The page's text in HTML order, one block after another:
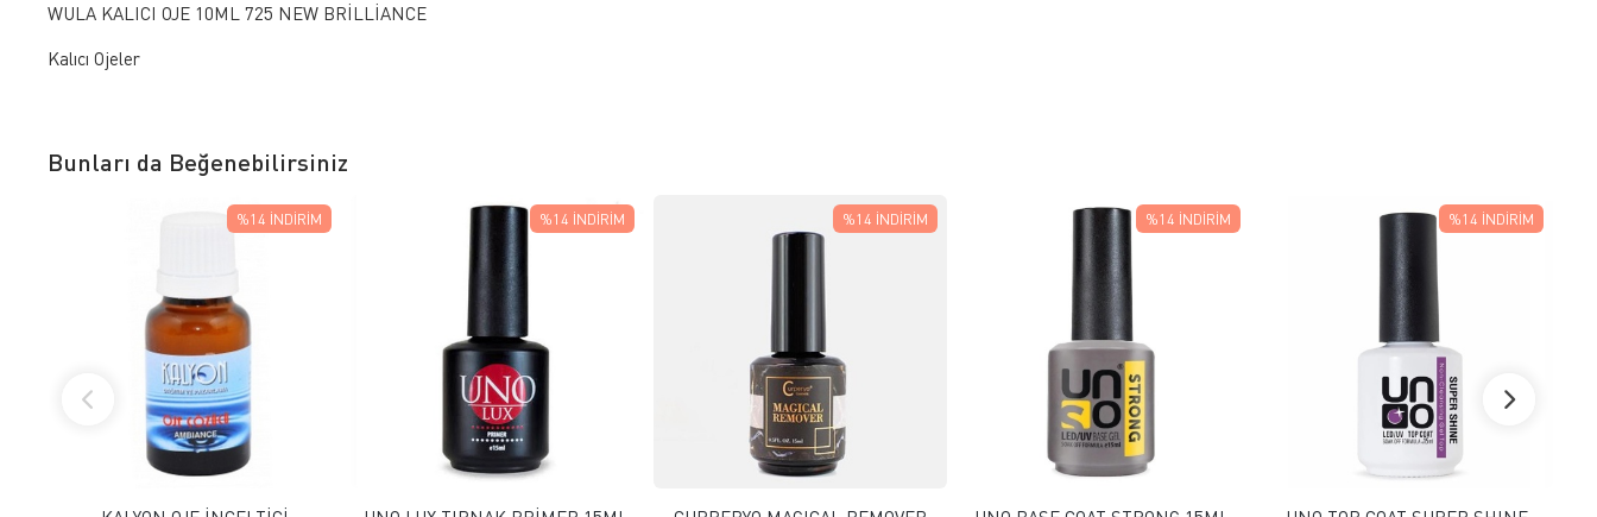
WULA KALICI OJE 10ML 725 NEW BRİLLİANCE
Kalıcı Ojeler
Bunları da Beğenebilirsiniz
FAVORILERE EKLE
SEPETE EKLE
%14 İNDIRIM
FAVORILERE EKLE
SEPETE EKLE
%14 İNDIRIM
FAVORILERE EKLE
SEPETE EKLE
%14 İNDIRIM
FAVORILERE EKLE
SEPETE EKLE
%14 İNDIRIM
FAVORILERE EKLE
SEPETE EKLE
%14 İNDIRIM